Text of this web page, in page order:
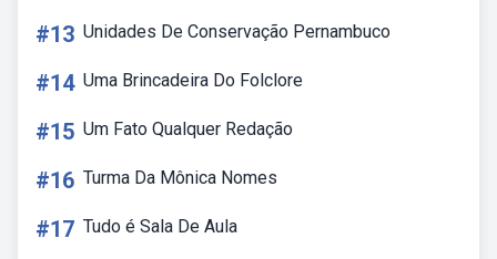
#13 Unidades De Conservação Pernambuco
#14 Uma Brincadeira Do Folclore
#15 Um Fato Qualquer Redação
#16 Turma Da Mônica Nomes
#17 Tudo é Sala De Aula